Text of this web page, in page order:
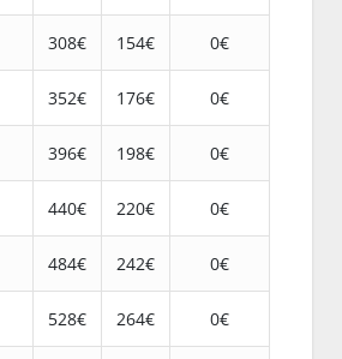
308€ 154€ 0€
352€ 176€ 0€
396€ 198€ 0€
440€ 220€ 0€
484€ 242€ 0€
528€ 264€ 0€